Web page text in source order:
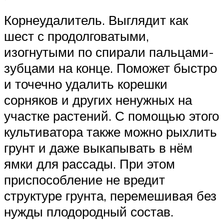
Корнеудалитель. Выглядит как
шест с продолговатыми,
изогнутыми по спирали пальцами-
зубцами на конце. Поможет быстро
и точечно удалить корешки
сорняков и других ненужных на
участке растений. С помощью этого
культиватора также можно рыхлить
грунт и даже выкапывать в нём
ямки для рассады. При этом
приспособление не вредит
структуре грунта, перемешивая без
нужды плодородный состав.